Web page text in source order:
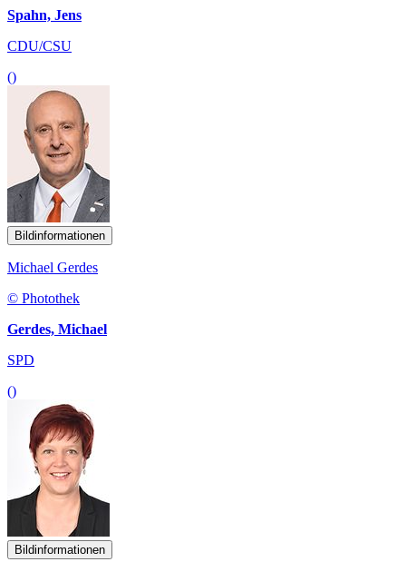
Spahn, Jens
CDU/CSU
()
Bildinformationen
Michael Gerdes
© Photothek
Gerdes, Michael
SPD
()
Bildinformationen